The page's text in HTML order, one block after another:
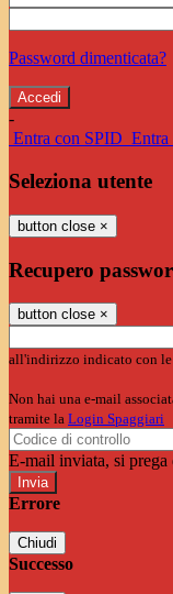
Password dimenticata?
-
Entra con SPID Entra
Seleziona utente
button close ×
Recupero
button close ×
all'indirizzo indicato con le
Non hai una e-mail
tramite la Login Spaggiari
E-mail inviata, si prega
Errore
Chiudi
Successo